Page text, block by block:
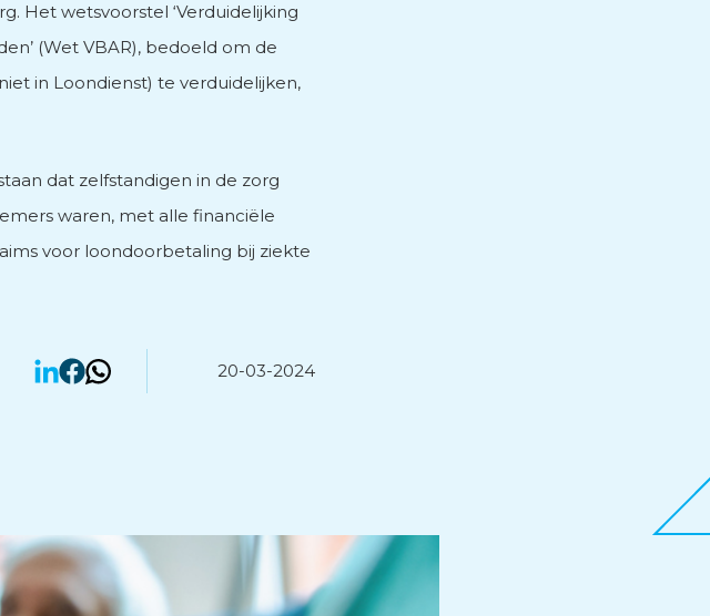
Het wetsvoorstel ‘Verduidelijking
(Wet VBAR), bedoeld om de
in Loondienst) te verduidelijken,
dat zelfstandigen in de zorg
waren, met alle financiële
voor loondoorbetaling bij ziekte
20-03-2024